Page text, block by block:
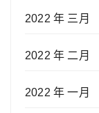
2022 年 三月
2022 年 二月
2022 年 一月